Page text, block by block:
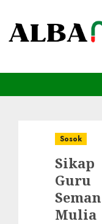
Sosok
Sikap
Guru
Seman
Mulia